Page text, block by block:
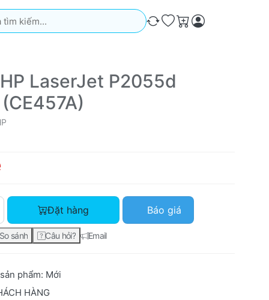
Kết quả sẽ tự động xuất hiện khi bạn nhập. Nhấn phím
So sánh
Ưa thích
Giỏ hàng
LaserJet P2055d
Máy in HP LaserJet P2055d Printer (CE457A) với giá Liên hệ,
Đặt hàng Báo giá
So sánh Câu hỏi? Email
phẩm: Mới
HÀNG